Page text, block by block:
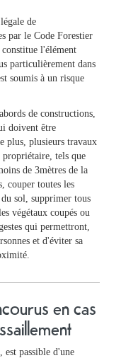
de
par le Code Forestier
l'élément
particulièrement dans
soumis à un risque
de constructions,
doivent être
plus, plusieurs travaux
propriétaire, tels que
de 3mètres de la
couper toutes les
du sol, supprimer tous
végétaux coupés ou
qui permettront,
et d'éviter sa
en cas
est passible d'une